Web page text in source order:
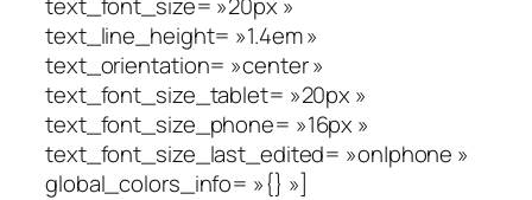
text_line_height= »1.4em »
text_orientation= »center »
text_font_size_tablet= »20px »
text_font_size_phone= »16px »
text_font_size_last_edited= »on|phone »
global_colors_info= »{} »]